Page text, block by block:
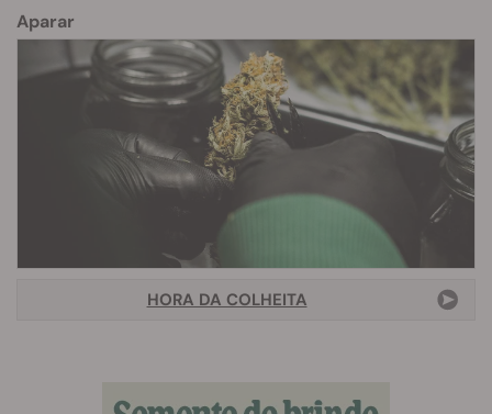
Aparar
HORA DA COLHEITA